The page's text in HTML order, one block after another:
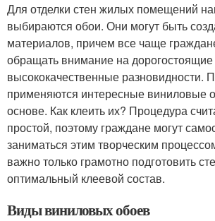
Для отделки стен жилых помещений
выбираются обои. Они могут быть
материалов, причем все чаще
обращать внимание на дорогостоящие
высококачественные разновидности.
применяются интересные виниловые
основе. Как клеить их? Процедура
простой, поэтому граждане могут
заниматься этим творческим
важно только грамотно подготовить
оптимальный клеевой состав.
Виды виниловых обоев